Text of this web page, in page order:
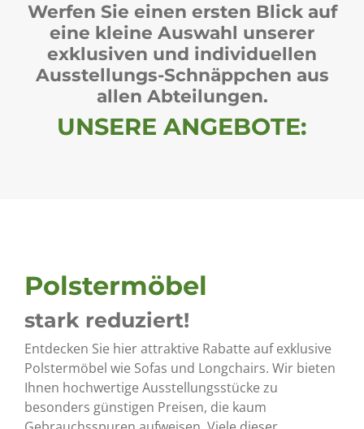
Werfen Sie einen ersten Blick auf
eine kleine Auswahl unserer
exklusiven und individuellen
Ausstellungs-Schnäppchen aus
allen Abteilungen.
UNSERE ANGEBOTE:
Polstermöbel
stark reduziert!
Entdecken Sie hier attraktive Rabatte auf exklusive
Polstermöbel wie Sofas und Longchairs. Wir bieten
Ihnen hochwertige Ausstellungsstücke zu
besonders günstigen Preisen, die kaum